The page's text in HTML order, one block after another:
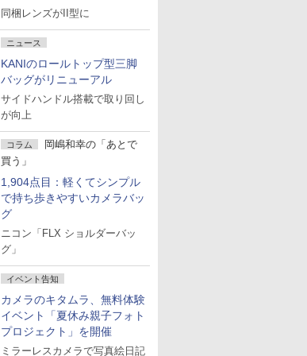
同梱レンズがII型に
ニュース
KANIのロールトップ型三脚
バッグがリニューアル
サイドハンドル搭載で取り回し
が向上
コラム
岡嶋和幸の「あとで
買う」
1,904点目：軽くてシンプル
で持ち歩きやすいカメラバッ
グ
ニコン「FLX ショルダーバッ
グ」
イベント告知
カメラのキタムラ、無料体験
イベント「夏休み親子フォト
プロジェクト」を開催
ミラーレスカメラで写真絵日記